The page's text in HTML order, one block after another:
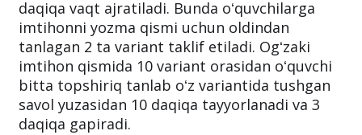
daqiqa vaqt ajratiladi. Bunda oʻquvchilarga
imtihonni yozma qismi uchun oldindan
tanlagan 2 ta variant taklif etiladi. Ogʻzaki
imtihon qismida 10 variant orasidan oʻquvchi
bitta topshiriq tanlab oʻz variantida tushgan
savol yuzasidan 10 daqiqa tayyorlanadi va 3
daqiqa gapiradi.